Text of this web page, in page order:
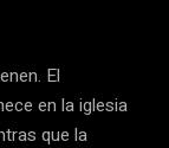
El
en la iglesia
que la